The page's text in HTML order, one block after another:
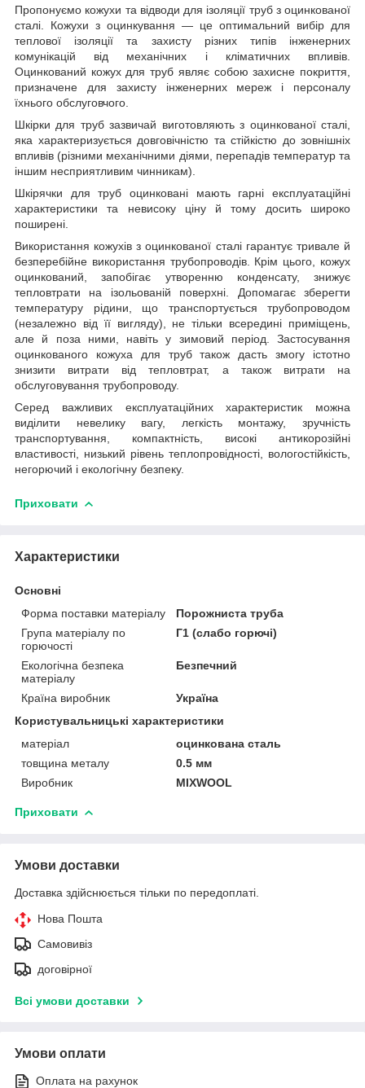
Пропонуємо кожухи та відводи для ізоляції труб з оцинкованої
сталі. Кожухи з оцинкування — це оптимальний вибір для
теплової ізоляції та захисту різних типів інженерних
комунікацій від механічних і кліматичних впливів.
Оцинкований кожух для труб являє собою захисне покриття,
призначене для захисту інженерних мереж і персоналу
їхнього обслуговчого.
Шкірки для труб зазвичай виготовляють з оцинкованої сталі,
яка характеризується довговічністю та стійкістю до зовнішніх
впливів (різними механічними діями, перепадів температур та
іншим несприятливим чинникам).
Шкірячки для труб оцинковані мають гарні експлуатаційні
характеристики та невисоку ціну й тому досить широко
поширені.
Використання кожухів з оцинкованої сталі гарантує тривале й
безперебійне використання трубопроводів. Крім цього, кожух
оцинкований, запобігає утворенню конденсату, знижує
тепловтрати на ізольованій поверхні. Допомагає зберегти
температуру рідини, що транспортується трубопроводом
(незалежно від її вигляду), не тільки всередині приміщень,
але й поза ними, навіть у зимовий період. Застосування
оцинкованого кожуха для труб також дасть змогу істотно
знизити витрати від тепловтрат, а також витрати на
обслуговування трубопроводу.
Серед важливих експлуатаційних характеристик можна
виділити невелику вагу, легкість монтажу, зручність
транспортування, компактність, високі антикорозійні
властивості, низький рівень теплопровідності, вологостійкість,
негорючий і екологічну безпеку.
Приховати
Характеристики
Основні
Форма поставки матеріалу
Порожниста труба
Група матеріалу по
горючості
Г1 (слабо горючі)
Екологічна безпека
матеріалу
Безпечний
Країна виробник
Україна
Користувальницькі характеристики
матеріал
оцинкована сталь
товщина металу
0.5 мм
Виробник
MIXWOOL
Приховати
Умови доставки
Доставка здійснюється тільки по передоплаті.
Нова Пошта
Самовивіз
договірної
Всі умови доставки
Умови оплати
Оплата на рахунок